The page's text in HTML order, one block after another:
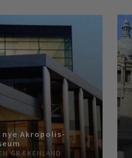
nye Akropolis-
GRÆKENLAND